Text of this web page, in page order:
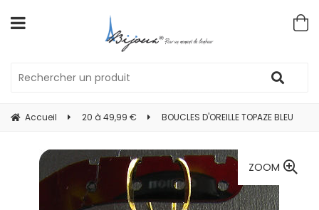
Accueil 20 à 49,99 € BOUCLES D'OREILLE TOPAZE BLEU
ZOOM